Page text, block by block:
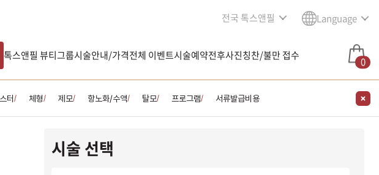
전국 톡스앤필 Language
톡스앤필 뷰티그룹시술안내/가격전체 이벤트시술예약전후사진칭찬/불만 접수 0
터/ 체형/ 제모/ 항노화/수액/ 탈모/ 프로그램/ 서류발급비용
시술 선택